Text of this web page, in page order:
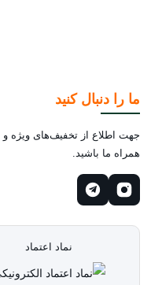
ما را دنبال کنید
جهت اطلاع از تخفیف‌های ویژه
همراه ما باشید.
نماد اعتماد